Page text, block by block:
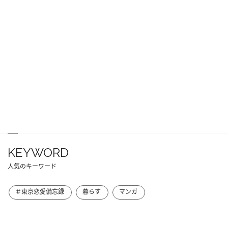
KEYWORD
人気のキーワード
＃東京恋愛備忘録 暮らす マンガ